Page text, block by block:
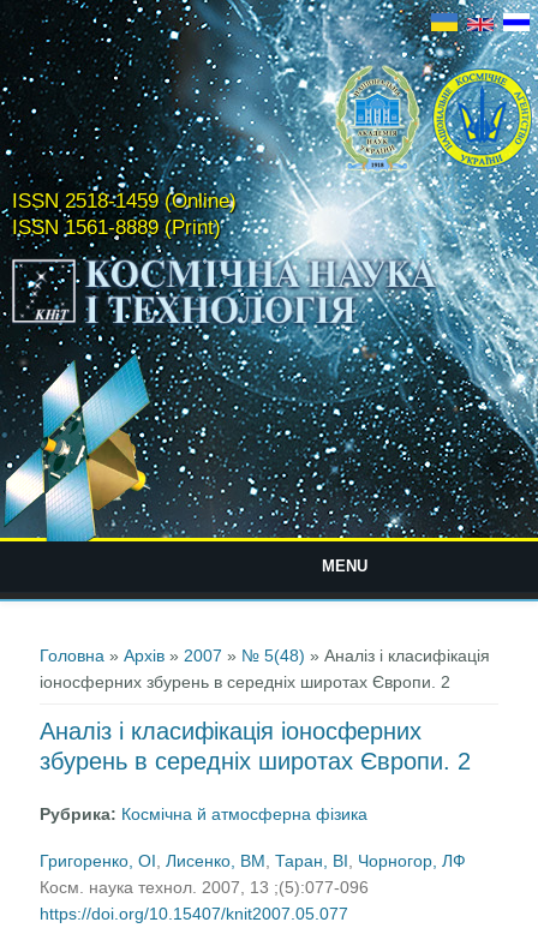
ISSN 2518-1459 (Online)
ISSN 1561-8889 (Print)
MENU
Головна »Архів » 2007 » № 5(48) » Аналіз і класифікація
іоносферних збурень в середніх широтах Європи. 2
Аналіз і класифікація іоносферних
збурень в середніх широтах Європи. 2
Рубрика: Космічна й атмосферна фізика
Григоренко, ОІ ,Лисенко, ВМ ,Таран, ВІ
Чорногор, ЛФ
Косм. наука технол. 2007, 13 ;(5):077-096
https://doi.org/10.15407/knit2007.05.077